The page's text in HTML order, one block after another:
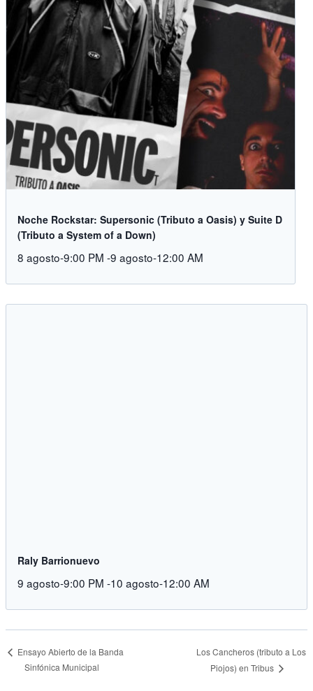
Noche Rockstar: Supersonic (Tributo a Oasis) y Suite D
(Tributo a System of a Down)
8 agosto-9:00 PM -9 agosto-12:00 AM
Raly Barrionuevo
9 agosto-9:00 PM -10 agosto-12:00 AM
Ensayo Abierto de la Banda
Sinfónica Municipal
Los Cancheros (tributo a Los
Piojos) en Tribus